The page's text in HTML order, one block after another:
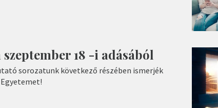
18 -i adásából
sorozatunk következő részében ismerjék